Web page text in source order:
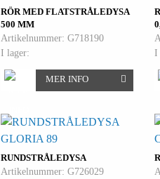
RÖR MED FLATSTRÅLEDYSA
500 MM
Artikelnummer: G718190
I lager:
MER INFO
I
RUNDSTRÅLEDYSA
GLORIA 89
Artikelnummer: G726029